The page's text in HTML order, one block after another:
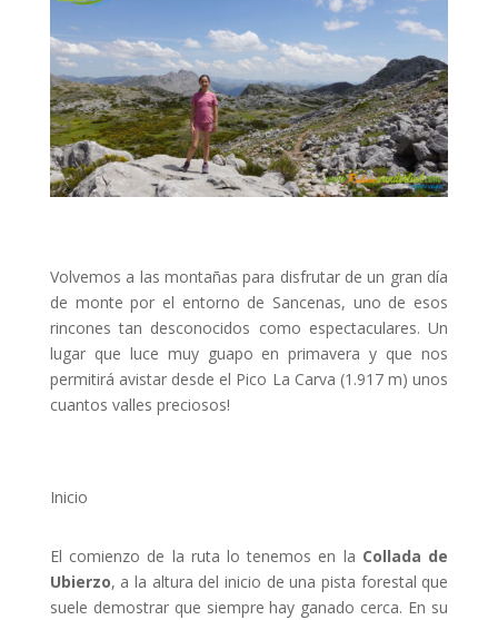
Volvemos a las montañas para disfrutar de un gran día
de monte por el entorno de Sancenas, uno de esos
rincones tan desconocidos como espectaculares. Un
lugar que luce muy guapo en primavera y que nos
permitirá avistar desde el Pico La Carva (1.917 m) unos
cuantos valles preciosos!
Inicio
El comienzo de la ruta lo tenemos en la Collada de
Ubierzo, a la altura del inicio de una pista forestal que
suele demostrar que siempre hay ganado cerca. En su